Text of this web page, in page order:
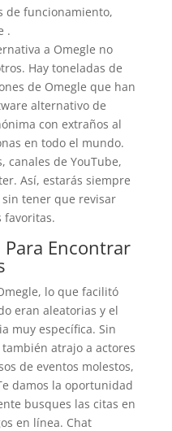
de funcionamiento,
.
a Omegle no
Hay toneladas de
de Omegle que han
alternativo de
con extraños al
en todo el mundo.
canales de YouTube,
Así, estarás siempre
tener que revisar
favoritas.
Para Encontrar
lo que facilitó
eran aleatorias y el
muy específica. Sin
atrajo a actores
de eventos molestos,
damos la oportunidad
busques las citas en
en línea. Chat